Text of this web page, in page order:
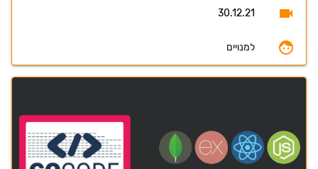
30.12.21
למנויים